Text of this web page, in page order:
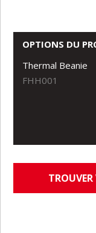
OPTIONS DU
Thermal Beanie
FHH001
TROUVER